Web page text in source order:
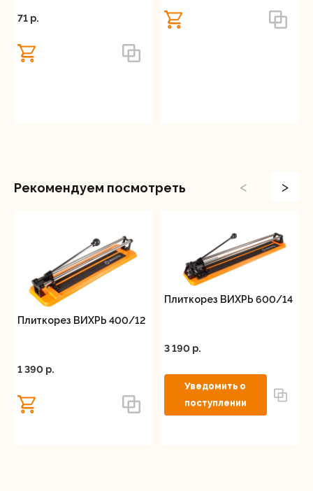
71 p.
Рекомендуем посмотреть < >
Плиткорез ВИХРЬ 400/12
1 390 p.
Плиткорез ВИХРЬ 600/14
3 190 p.